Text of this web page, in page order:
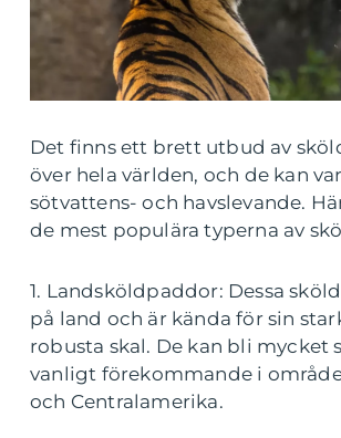
Det finns ett brett utbud av
över hela världen, och de kan
sötvattens- och havslevande.
de mest populära typerna av
1. Landsköldpaddor: Dessa
på land och är kända för sin
robusta skal. De kan bli mycket
vanligt förekommande i
och Centralamerika.